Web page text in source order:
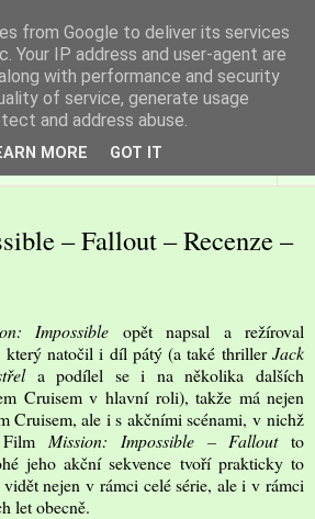
filmové novinky v kinech
– Fallout – Recenze –
Impossible opět napsal a režíroval
který natočil i díl pátý (a také thrillerJack
a podílel se i na několika dalších
Cruisem v hlavní roli), takže má nejen
Cruisem, ale i s akčními scénami, v nichž
Mission: Impossible – Falloutto
jeho akční sekvence tvoří prakticky to
nejen v rámci celé série, ale i v rámci
let obecně.
from Google to deliver its services
Your IP address and user-agent are
with performance and security
of service, generate usage
and address abuse.
MORE GOT IT